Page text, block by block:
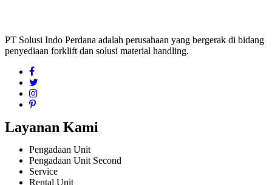
PT Solusi Indo Perdana adalah perusahaan yang bergerak di bidang
penyediaan forklift dan solusi material handling.
Layanan Kami
Pengadaan Unit
Pengadaan Unit Second
Service
Rental Unit